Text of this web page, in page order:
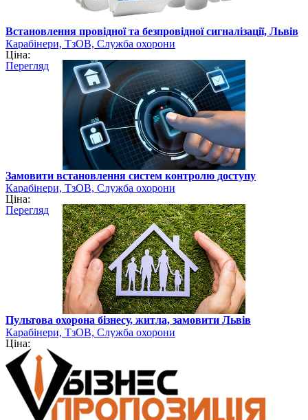
Встановлення провідної та безпровідної сигналізації, Львів
Карабінери, ТзОВ, Служба охорони
Ціна:
Перегляд
Замовити встановлення систем контролю доступу
Карабінери, ТзОВ, Служба охорони
Ціна:
Перегляд
Пультова охорона бізнесу, житла, замовити Львів
Карабінери, ТзОВ, Служба охорони
Ціна: